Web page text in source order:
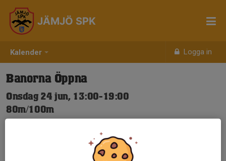
Kalender Logga in
JÄMJÖ SPK
Banorna Öppna
Onsdag 24 jun, 13:00-19:00
80m/100m
Nya Skjuttider-igen.pdf